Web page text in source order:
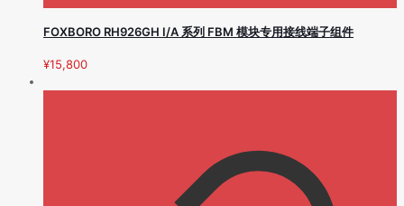
FOXBORO RH926GH I/A 系列 FBM 模块专用接线端子组件
¥15,800